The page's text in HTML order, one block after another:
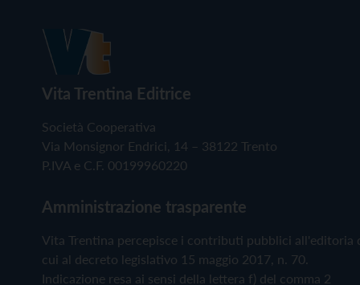
Vita Trentina Editrice
Società Cooperativa
Via Monsignor Endrici, 14 – 38122 Trento
P.IVA e C.F. 00199960220
Amministrazione trasparente
Vita Trentina percepisce i contributi pubblici all'editoria
cui al decreto legislativo 15 maggio 2017, n. 70.
Indicazione resa ai sensi della lettera f) del comma 2